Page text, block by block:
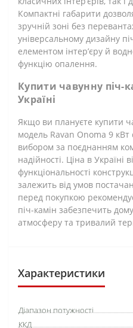
Компактні габарити
зручній зоні без
універсальному дизайну
елементом інтер’єру й
функцію опалення.
Купити чавунну піч-
Україні
Якщо ви плануєте купити
модель Ravan Onoma 9
вибором за поєднанням
надійності. Ціна в Україні
функціональності
залежить від умов
перед покупкою
піч-камін забезпечить
атмосферу та тривалий
Характеристики
Діапазон потужності
ККД